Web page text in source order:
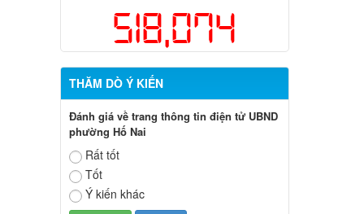
518,074
THĂM DÒ Ý KIẾN
Đánh giá về trang thông tin điện tử UBND
phường Hố Nai
Rất tốt
Tốt
Ý kiến khác